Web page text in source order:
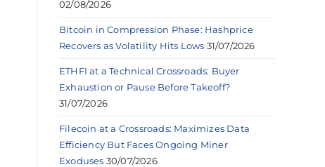
02/08/2026
Bitcoin in Compression Phase: Hashprice
Recovers as Volatility Hits Lows 31/07/2026
ETHFI at a Technical Crossroads: Buyer
Exhaustion or Pause Before Takeoff?
31/07/2026
Filecoin at a Crossroads: Maximizes Data
Efficiency But Faces Ongoing Miner
Exoduses 30/07/2026